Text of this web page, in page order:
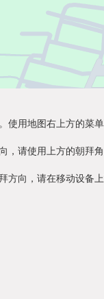
使用地图右上方的菜
，请使用上方的朝拜
方向，请在移动设备